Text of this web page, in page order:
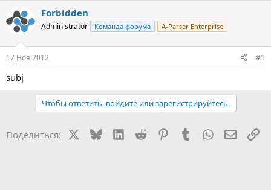
т
о
р
т
е
м
ы
т
н
а
Forbidden
Administrator Команда форума A-Parser Enterprise
17 Ноя 2012 #1
subj
Чтобы ответить, войдите или зарегистрируйтесь.
Поделиться: BlueskyLinkedIn
Reddit PinterestTumblr WhatsApp